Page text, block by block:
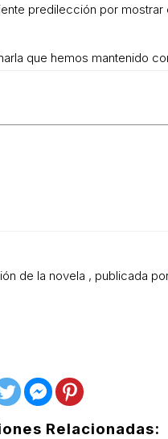
predilección por
que hemos mantenido
de la novela , publicada
Relacionadas: